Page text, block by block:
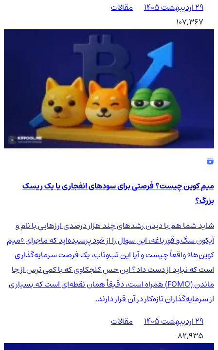
۲۹ اردیبهشت ۱۴۰۵
مقالات
107,367
میم کوین چیست؟ فرصتی برای سودهای انفجاری یا یک ریسک
بزرگ؟
شاید شما هم با دیدن رشدهای چند هزار درصدی ارزهایی با نام و
آیکون سگ و قورباغه، این سوال را از خود پرسیده‌اید که ماجرای «میم
کوین‌ها» واقعاً چیست و آیا این تب‌وتاب، یک فرصت سرمایه‌گذاری
است که نباید از دست داد؟ این حس کنجکاوی که با کمی ترس از جا
ماندن (FOMO) همراه است، دقیقاً همان نقطه‌ای است که بسیاری
از سرمایه‌گذاران تازه‌کار در آن قرار دارند.
۲۹ اردیبهشت ۱۴۰۵
مقالات
82,935